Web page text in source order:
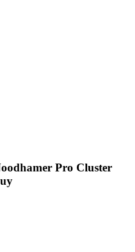
Pro Cluster